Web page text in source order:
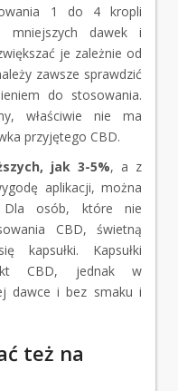
1 do 4 kropli
mniejszych dawek i
je zależnie od
zawsze sprawdzić
do stosowania.
właściwie nie ma
przyjętego CBD.
jak 3-5%, a z
aplikacji, można
Dla osób, które nie
CBD, świetną
kapsułki. Kapsułki
CBD, jednak w
dawce i bez smaku i
też na